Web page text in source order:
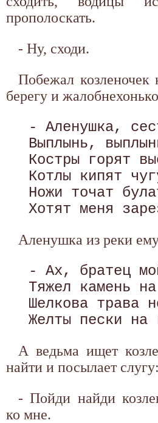
прополоскать.
- Ну, сходи.
Побежал козленочек
берегу и
- Аленушка,
Выплынь,
Костры горят
Котлы кипят
Ножи точат
Аленушка из реки ему
- Ах, братец
Тяжел камень
Шелкова трава
А ведьма ищет
найти и посылает слугу:
- Пойди найди
ко мне.